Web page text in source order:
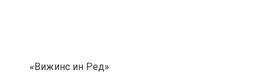
«Вижинс ин Ред»